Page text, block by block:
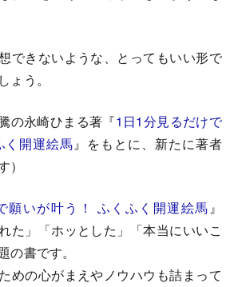
できないような、とってもいい形で
ょう。
の永崎ひまる著『1日1分見るだけで
く開運絵馬』をもとに、新たに著者
願いが叶う！ ふくふく開運絵馬』
た」「ホッとした」「本当にいいこ
の書です。
めの心がまえやノウハウも詰まって